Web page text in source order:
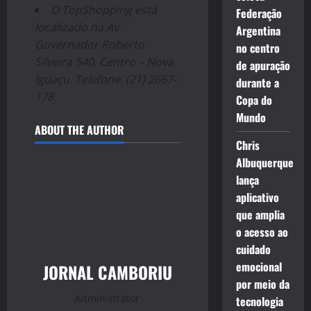
O TopShopping está
localizado na Av.
Governador Roberto
Silveira 540, Centro – Nova
Iguaçu. Telefone: (21) 2667-
178
ABOUT THE AUTHOR
JORNAL CAMBORIU
Administrator
Federação
Argentina
no centro
de apuração
durante a
Copa do
Mundo
Chris
Albuquerque
lança
aplicativo
que amplia
o acesso ao
cuidado
emocional
por meio da
tecnologia